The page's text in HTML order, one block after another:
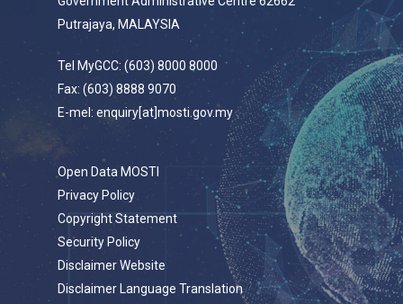
Putrajaya, MALAYSIA
Tel MyGCC: (603) 8000 8000
Fax: (603) 8888 9070
E-mel: enquiry[at]mosti.gov.my
Open Data MOSTI
Privacy Policy
Copyright Statement
Security Policy
Disclaimer Website
Disclaimer Language Translation